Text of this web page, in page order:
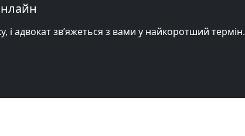
і адвокат зв’яжеться з вами у найкоротший термін.